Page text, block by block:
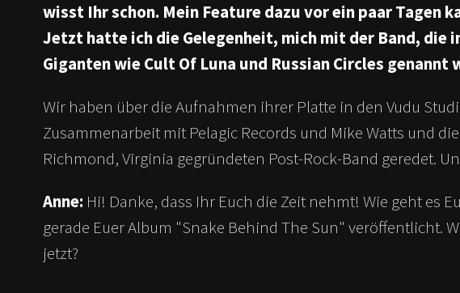
wisst Ihr schon. Mein Feature dazu vor ein paar Tagen
Jetzt hatte ich die Gelegenheit, mich mit der Band, die
Giganten wie Cult Of Luna und Russian Circles
Wir haben über die Aufnahmen ihrer Platte in den Vudu
Zusammenarbeit mit Pelagic Records und Mike Watts und
Richmond, Virginia gegründeten Post-Rock-Band geredet.
Anne: Hi! Danke, dass Ihr Euch die Zeit nehmt! Wie geht es
gerade Euer Album "Snake Behind The Sun" veröffentlicht.
jetzt?